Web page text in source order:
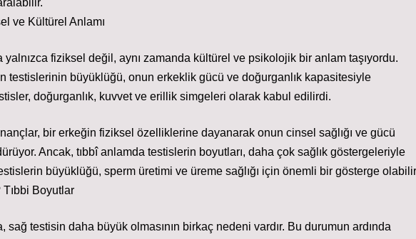
ve Kültürel Anlamı
fiziksel değil, aynı zamanda kültürel ve psikolojik bir anlam taşıyordu.
testislerinin büyüklüğü, onun erkeklik gücü ve doğurganlık kapasitesiyle
doğurganlık, kuvvet ve erillik simgeleri olarak kabul edilirdi.
bir erkeğin fiziksel özelliklerine dayanarak onun cinsel sağlığı ve gücü
Ancak, tıbbî anlamda testislerin boyutları, daha çok sağlık göstergeleriyle
büyüklüğü, sperm üretimi ve üreme sağlığı için önemli bir gösterge
Boyutlar
sağ testisin daha büyük olmasının birkaç nedeni vardır. Bu durumun ardında